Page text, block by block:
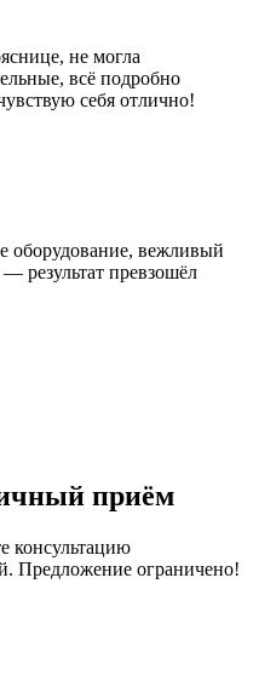
не могла
всё подробно
себя отлично!
оборудование, вежливый
результат превзошёл
приём
консультацию
Предложение ограничено!